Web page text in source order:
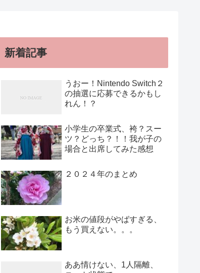
新着記事
うおー！Nintendo Switch２
の抽選に応募できるかもし
れん！？
小学生の卒業式、袴？スー
ツ？どっち？！！我が子の
場合と出席してみた感想
２０２４年のまとめ
お米の値段がやばすぎる、
もう買えない。。。
ああ情けない、1人隔離、